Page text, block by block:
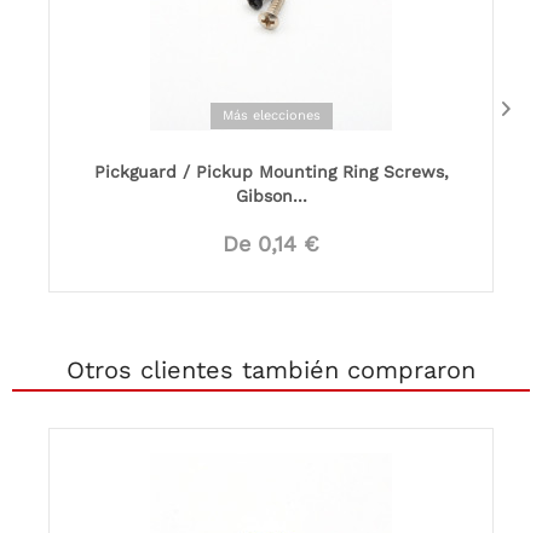
Más elecciones
Pickguard / Pickup Mounting Ring Screws,
Gibson...
De 0,14 €
Otros clientes también compraron